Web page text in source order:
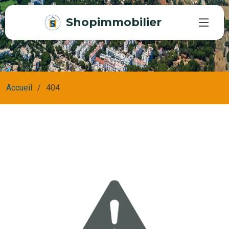
Shopimmobilier
Accueil 404